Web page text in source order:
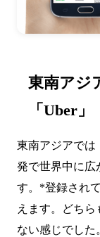
東南アジ
「Uber」
東南アジアでは
発で世界中に広
す。*登録され
えます。どち
ない感じでした